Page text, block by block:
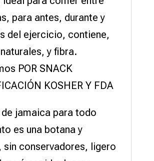
para antes, durante y
del ejercicio, contiene,
y fibra.
POR SNACK
KOSHER Y FDA
jamaica para todo
es una botana y
sin conservadores, ligero